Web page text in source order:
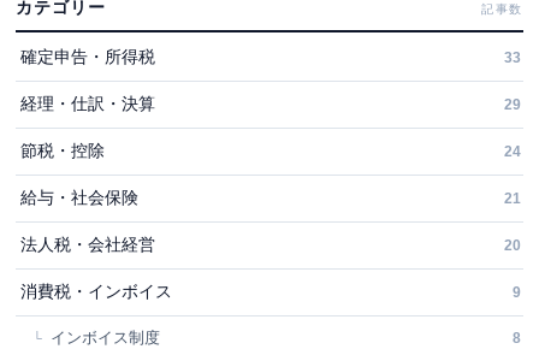
カテゴリー 記事数
確定申告・所得税 33
経理・仕訳・決算 29
節税・控除 24
給与・社会保険 21
法人税・会社経営 20
消費税・インボイス 9
インボイス制度 8